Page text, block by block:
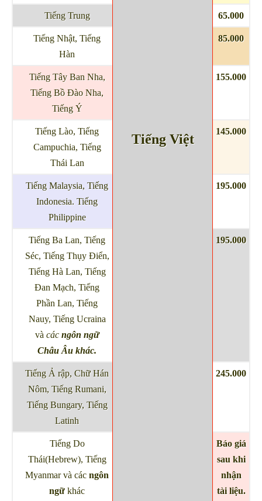
Tiếng Việt
Tiếng Trung 65.000
Tiếng Nhật, Tiếng
Hàn
85.000
Tiếng Tây Ban Nha,
Tiếng Bồ Đào Nha,
Tiếng Ý
155.000
Tiếng Lào, Tiếng
Campuchia, Tiếng
Thái Lan
145.000
Tiếng Malaysia, Tiếng
Indonesia. Tiếng
Philippine
195.000
Tiếng Ba Lan, Tiếng
Séc, Tiếng Thụy Điển,
Tiếng Hà Lan, Tiếng
Đan Mạch, Tiếng
Phần Lan, Tiếng
Nauy, Tiếng Ucraina
và các ngôn ngữ
Châu Âu khác.
195.000
Tiếng Ả rập, Chữ Hán
Nôm, Tiếng Rumani,
Tiếng Bungary, Tiếng
Latinh
245.000
Tiếng Do
Thái(Hebrew), Tiếng
Myanmar và các ngôn
ngữ khác
Báo giá
sau khi
nhận
tài liệu.